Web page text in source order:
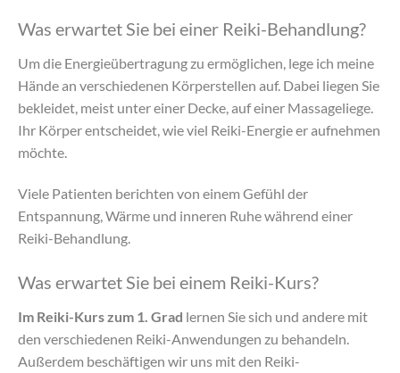
Was erwartet Sie bei einer Reiki-Behandlung?
Um die Energieübertragung zu ermöglichen, lege ich meine
Hände an verschiedenen Körperstellen auf. Dabei liegen Sie
bekleidet, meist unter einer Decke, auf einer Massageliege.
Ihr Körper entscheidet, wie viel Reiki-Energie er aufnehmen
möchte.
Viele Patienten berichten von einem Gefühl der
Entspannung, Wärme und inneren Ruhe während einer
Reiki-Behandlung.
Was erwartet Sie bei einem Reiki-Kurs?
Im Reiki-Kurs zum 1. Grad lernen Sie sich und andere mit
den verschiedenen Reiki-Anwendungen zu behandeln.
Außerdem beschäftigen wir uns mit den Reiki-